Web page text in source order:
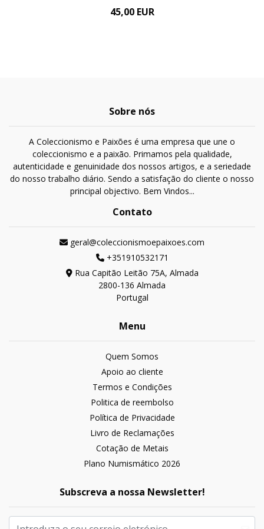
45,00 EUR
Sobre nós
A Coleccionismo e Paixões é uma empresa que une o
coleccionismo e a paixão. Primamos pela qualidade,
autenticidade e genuinidade dos nossos artigos, e a seriedade
do nosso trabalho diário. Sendo a satisfação do cliente o nosso
principal objectivo. Bem Vindos...
Contato
geral@coleccionismoepaixoes.com
+351910532171
Rua Capitão Leitão 75A, Almada
2800-136 Almada
Portugal
Menu
Quem Somos
Apoio ao cliente
Termos e Condições
Politica de reembolso
Política de Privacidade
Livro de Reclamações
Cotação de Metais
Plano Numismático 2026
Subscreva a nossa Newsletter!